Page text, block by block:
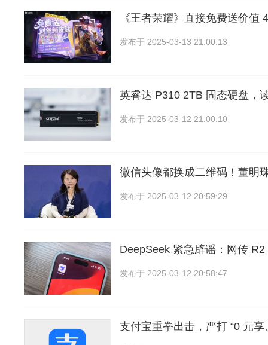
《王者荣耀》直接免费送价值
发布于 2025-03-13 21:00:13
英睿达 P310 2TB 固态硬盘，
发布于 2025-03-12 21:00:10
微信头像都换成二维码！董明
发布于 2025-03-12 20:59:29
DeepSeek 紧急辟谣：网传
发布于 2025-03-12 20:58:47
支付宝重拳出击，严打 “0 元享